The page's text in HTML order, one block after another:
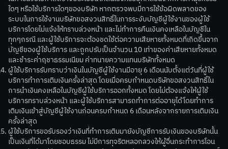
ใดๆ หรือใช้บริการใดๆของบริษัท หากตรวจพบมีการใช้ข้อผิดพลาดของ
ระบบในการใช้งานบริษัทขอสงวนสิทธิ์ในการระงับบัญชีผู้ใช้งานของผู้ใช้
บริการโดยไม่แจ้งให้ทราบล่วงหน้า และไม่ทำการคืนเงินคงเหลือในบัญชีใน
ทุกๆกรณี และผู้ใช้บริการจะต้องชดใช้ต่อความเสียหายทั้งหมดที่เกิดขึ้นจาก
บัญชีของผู้ใช้บริการ และถูกปรับเป็นจำนวน 10 เท่าของค่าเสียหายทั้งหมด
และชำระค่าฤชาธรรมเนียม ค่าทนายความแทนบริษัททั้งหมด
ผู้ใช้บริการรับทราบว่าเงินในบัญชีผู้ใช้งานมีอายุ 6 เดือนนับตั้งแต่วันที่ผู้ใช้
บริการทำการเติมเงินครั้งล่าสุด โดยเมื่อครบกำหนดบริษัทขอสงวนสิทธิ์ใน
การนำเงินคงเหลือในบัญชีผู้ใช้บริการออกทั้งหมด โดยไม่ต้องแจ้งให้ผู้ใช้
บริการทราบล่วงหน้า และผู้ใช้บริการสามารถทำการต่ออายุได้โดยทำการ
เติมเงินเข้าสู่บัญชีผู้ใช้งานก่อนครบกำหนด 6 เดือนหลังจากรายการเติมเงิน
ครั้งล่าสุด
ผู้ใช้บริการขอรับรองว่าเงินที่ทำการเติมมายังบัญชีการรับเงินของบริษัทนั้น
เป็นเงินที่ได้มาโดยชอบธรรม ไม่มีการทุจริตหลอกลวงให้ผู้อื่นกระทำการโอน